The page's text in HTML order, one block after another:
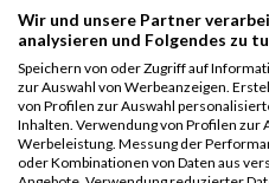
Wir und unsere Partner
analysieren und Folgendes zu
Speichern von oder Zugriff auf
zur Auswahl von Werbeanzeigen.
von Profilen zur Auswahl
Inhalten. Verwendung von Profilen
Werbeleistung. Messung der
oder Kombinationen von Daten aus